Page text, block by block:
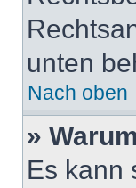
unten
Nach oben
»
Es kann